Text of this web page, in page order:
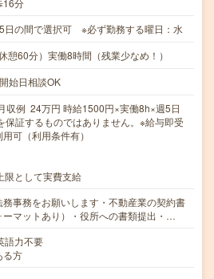
16分
日の間で選択可 ※必ず勤務する曜日：水
憩60分）実働8時間（残業少なめ！）
始日相談OK
例 24万円 時給1500円×実働8h×週5日
保証するものではありません。※給与即受
可（利用条件有）
限として実費支給
事務をお願いします・不動産業の契約書
ーマットあり）・役所への書類提出・…
語力不要
る方